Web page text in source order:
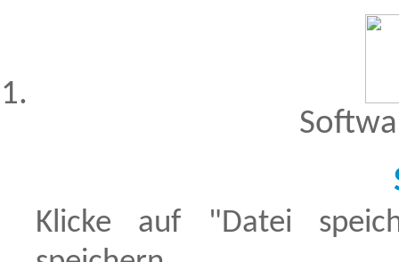
Klicke auf "Datei